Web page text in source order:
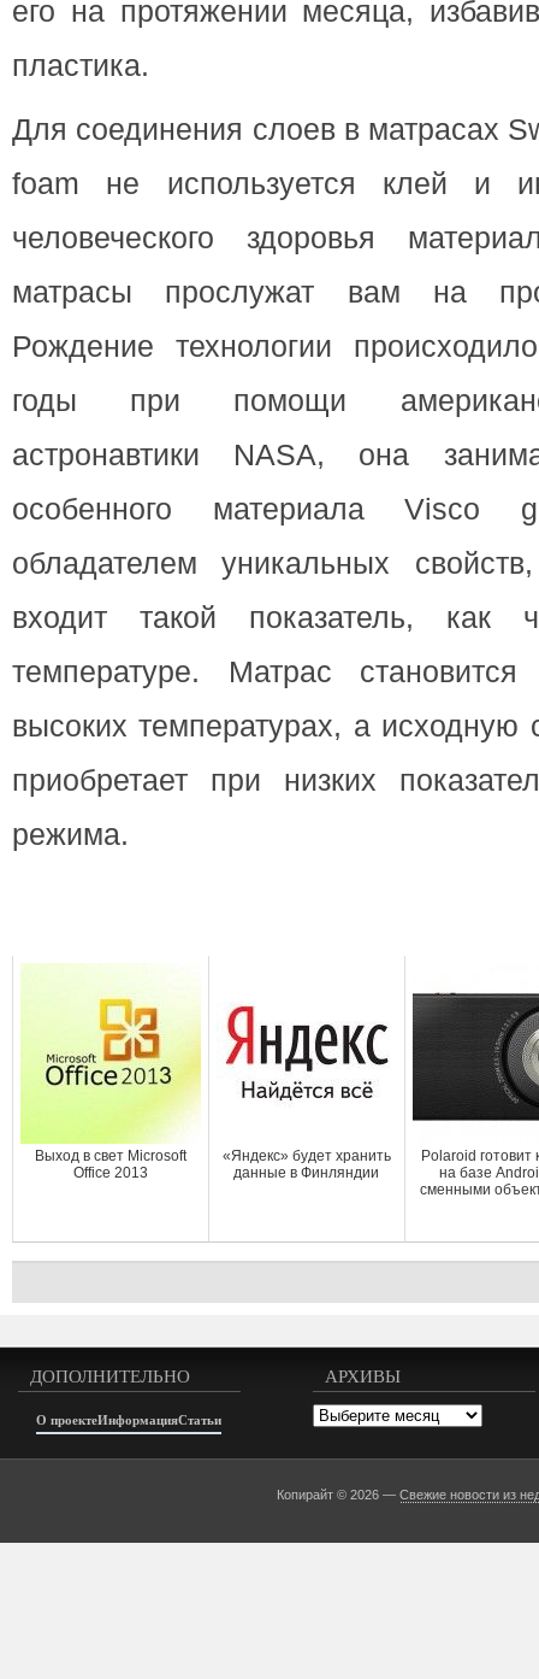
его на протяжении месяца,
пластика.
Для соединения слоев в матрасах
foam не используется клей и
человеческого здоровья
матрасы прослужат вам на
Рождение технологии
годы при помощи
астронавтики NASA, она
особенного материала Visco
обладателем уникальных
входит такой показатель, как
температуре. Матрас
высоких температурах, а
приобретает при низких
режима.
Выход в свет Microsoft
Office 2013
«Яндекс» будет хранить
данные в Финляндии
Polaroid готовит
на базе
сменными
ДОПОЛНИТЕЛЬНО
О проектеИнформацияСтатьи
АРХИВЫ
Архивы
Копирайт © 2026 —Свежие новости из